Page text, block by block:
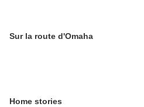
Sur la route d'Omaha
Home stories